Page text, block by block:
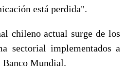
está perdida".
chileno actual surge de los
sectorial implementados a
Banco Mundial.